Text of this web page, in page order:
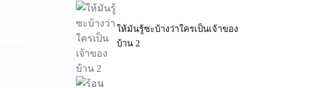
ให้มันรู้ซะบ้างว่าใครเป็นเจ้าของ
บ้าน 2